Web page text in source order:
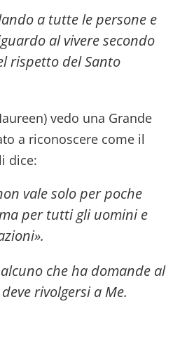
a tutte le persone e
al vivere secondo
rispetto del Santo
vedo una Grande
a riconoscere come il
dice:
vale solo per poche
per tutti gli uomini e
che ha domande al
rivolgersi a Me.